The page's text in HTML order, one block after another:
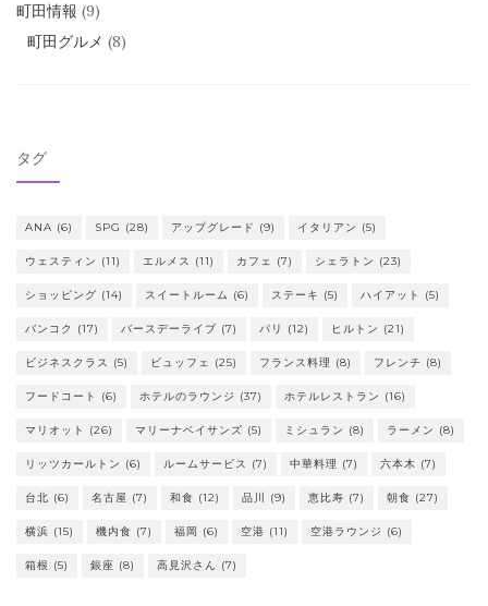
町田情報 (9)
町田グルメ (8)
タグ
ANA (6) SPG (28) アップグレード (9) イタリアン (5)
ウェスティン (11) エルメス (11) カフェ (7) シェラトン (23)
ショッピング (14) スイートルーム (6) ステーキ (5) ハイアット (5)
バンコク (17) バースデーライブ (7) パリ (12) ヒルトン (21)
ビジネスクラス (5) ビュッフェ (25) フランス料理 (8) フレンチ (8)
フードコート (6) ホテルのラウンジ (37) ホテルレストラン (16)
マリオット (26) マリーナベイサンズ (5) ミシュラン (8) ラーメン (8)
リッツカールトン (6) ルームサービス (7) 中華料理 (7) 六本木 (7)
台北 (6) 名古屋 (7) 和食 (12) 品川 (9) 恵比寿 (7) 朝食 (27)
横浜 (15) 機内食 (7) 福岡 (6) 空港 (11) 空港ラウンジ (6)
箱根 (5) 銀座 (8) 高見沢さん (7)